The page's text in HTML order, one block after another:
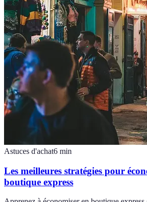
Astuces d'achat6 min
Les meilleures stratégies pour
boutique express